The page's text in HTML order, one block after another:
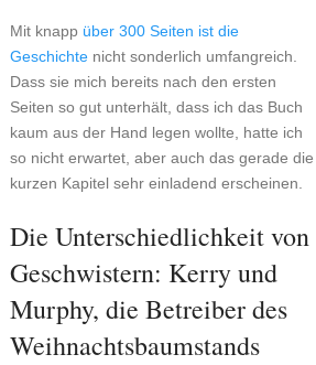
Mit knapp über 300 Seiten ist die
Geschichtenicht sonderlich umfangreich.
Dass sie mich bereits nach den ersten
Seiten so gut unterhält, dass ich das Buch
kaum aus der Hand legen wollte, hatte ich
so nicht erwartet, aber auch das gerade die
kurzen Kapitel sehr einladend erscheinen.
Die Unterschiedlichkeit von
Geschwistern: Kerry und
Murphy, die Betreiber des
Weihnachtsbaumstands